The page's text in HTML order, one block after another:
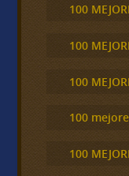
100
100
100
100
100